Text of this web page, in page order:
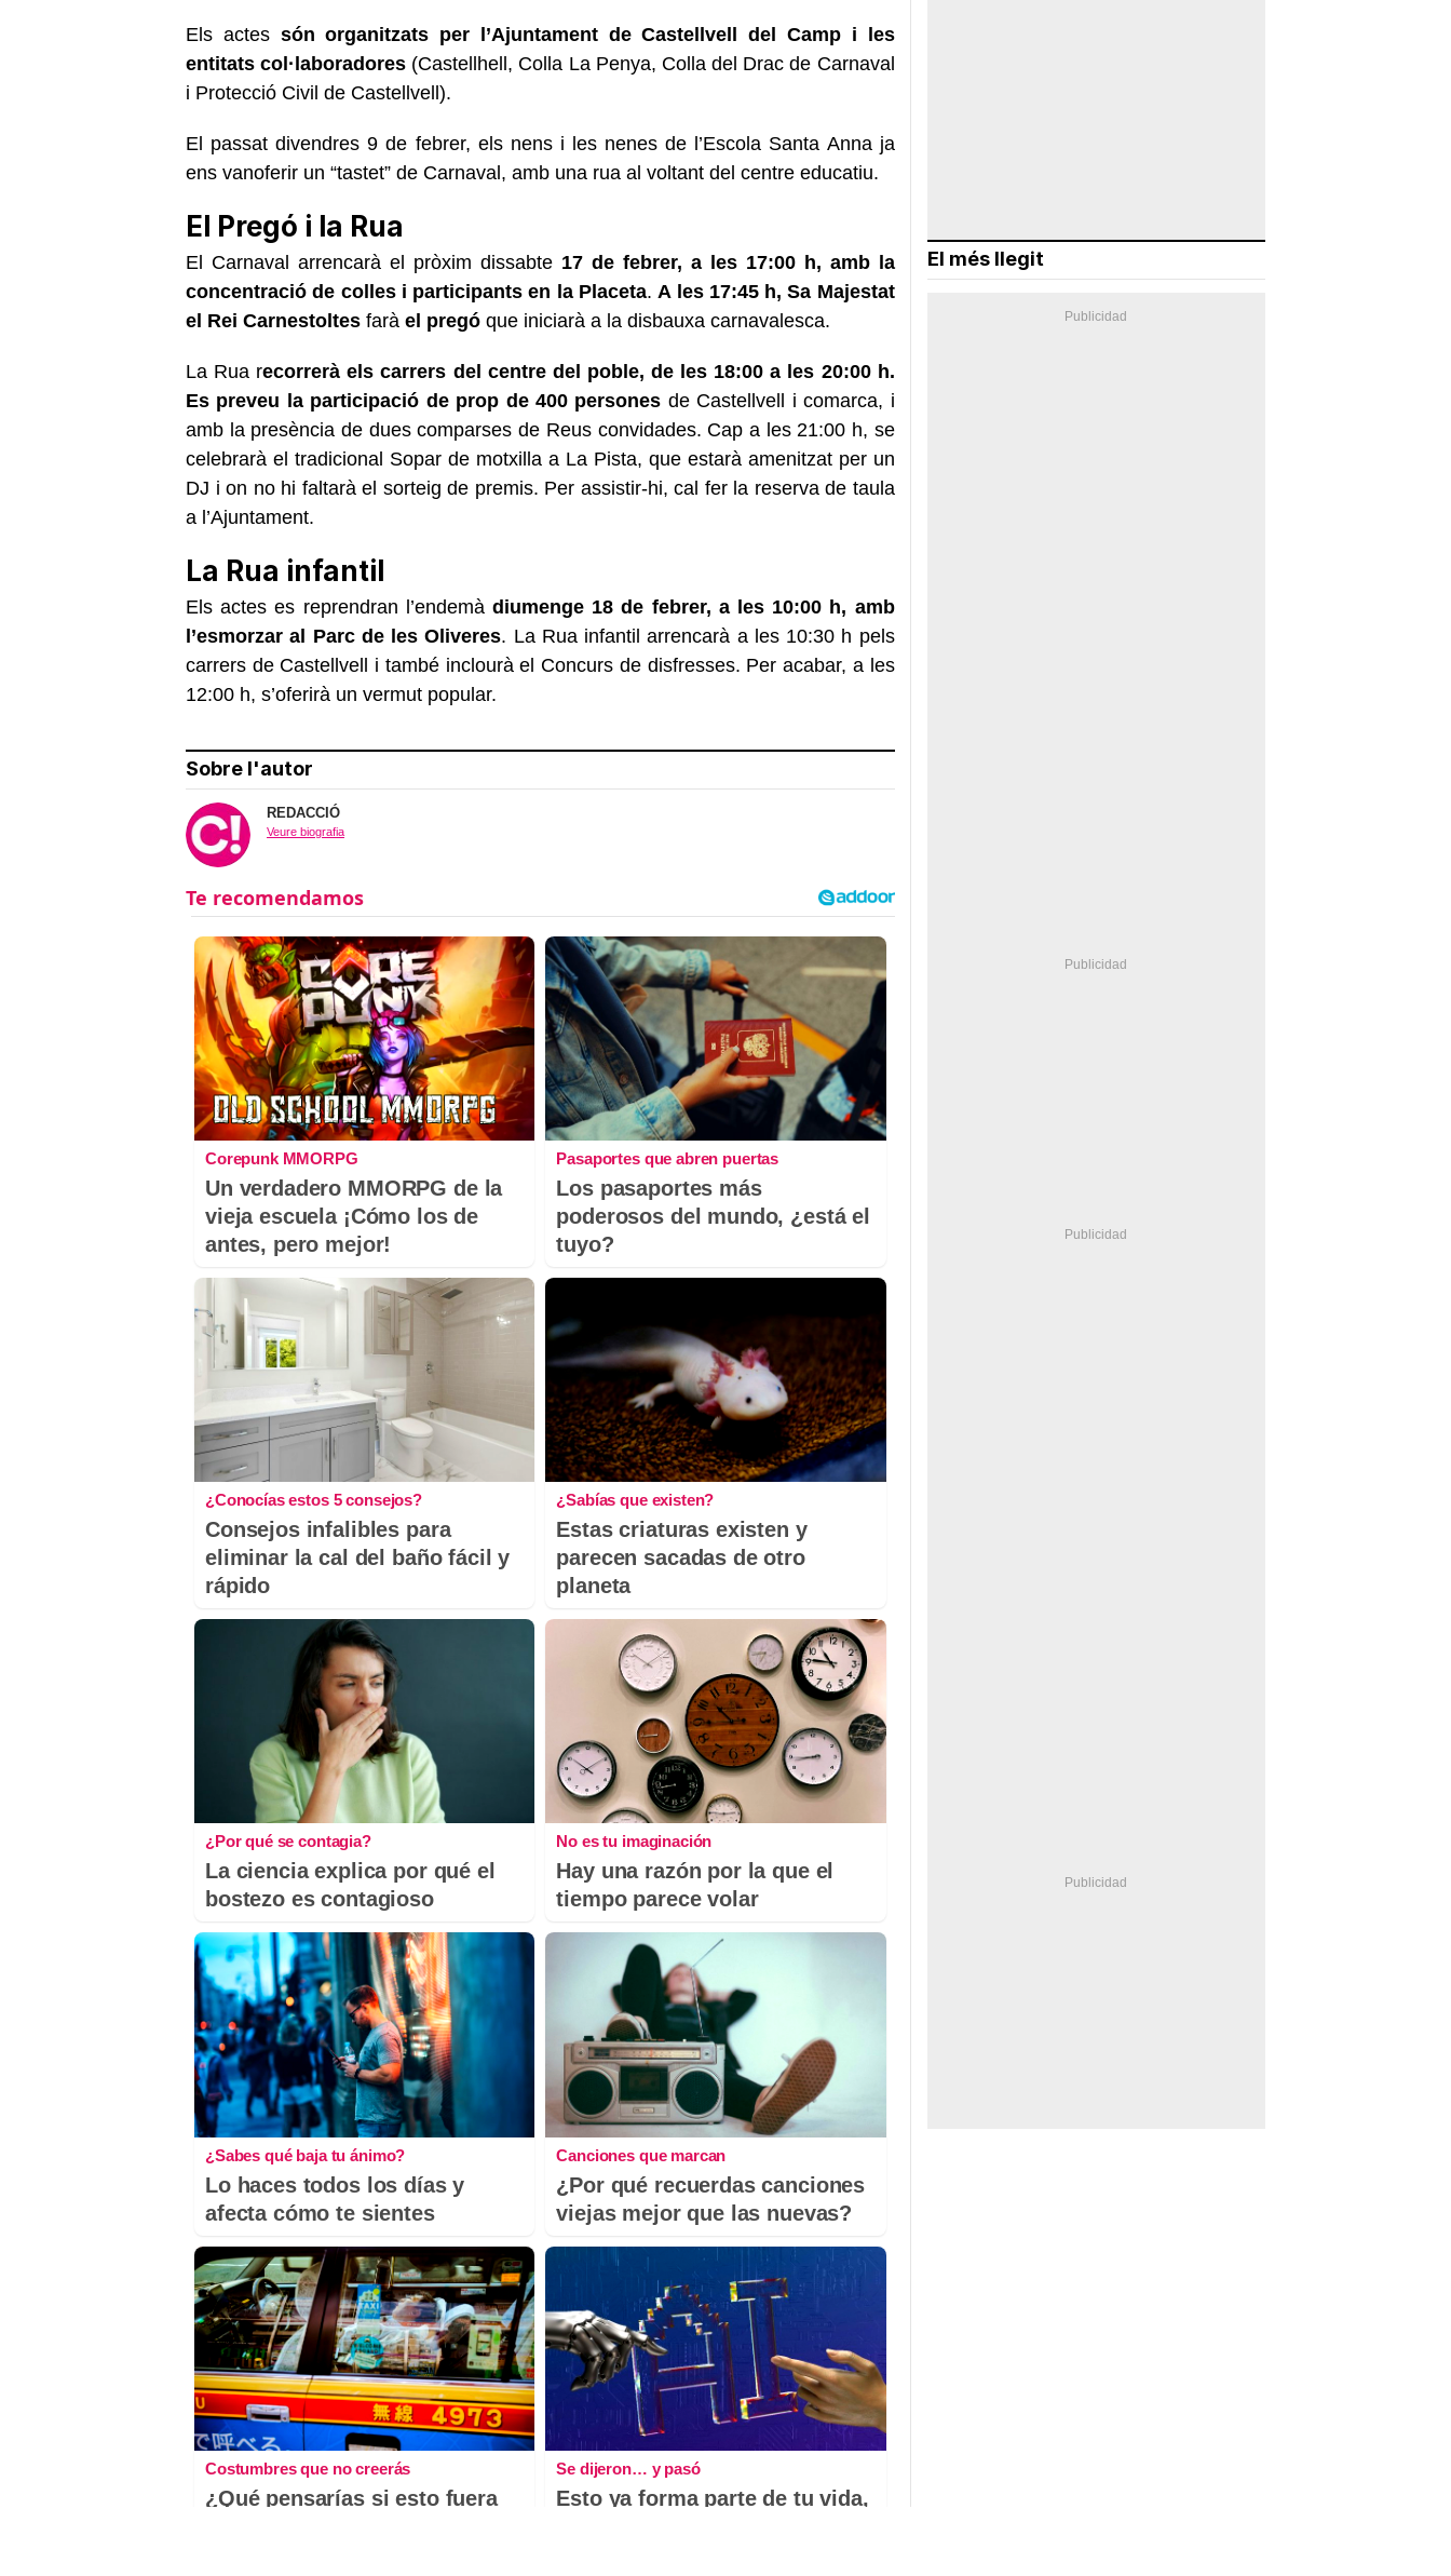
Els actes són organitzats per l’Ajuntament de Castellvell del Camp i les
entitats col·laboradores (Castellhell, Colla La Penya, Colla del Drac de Carnaval
i Protecció Civil de Castellvell).
El passat divendres 9 de febrer, els nens i les nenes de l’Escola Santa Anna ja
ens vanoferir un “tastet” de Carnaval, amb una rua al voltant del centre educatiu.
El Pregó i la Rua
El Carnaval arrencarà el pròxim dissabte 17 de febrer, a les 17:00 h, amb la
concentració de colles i participants en la Placeta. A les 17:45 h, Sa Majestat
el Rei Carnestoltes farà el pregó que iniciarà a la disbauxa carnavalesca.
La Rua recorrerà els carrers del centre del poble, de les 18:00 a les 20:00 h.
Es preveu la participació de prop de 400 persones de Castellvell i comarca, i
amb la presència de dues comparses de Reus convidades. Cap a les 21:00 h, se
celebrarà el tradicional Sopar de motxilla a La Pista, que estarà amenitzat per un
DJ i on no hi faltarà el sorteig de premis. Per assistir-hi, cal fer la reserva de taula
a l’Ajuntament.
La Rua infantil
Els actes es reprendran l’endemàdiumenge 18 de febrer, a les 10:00 h, amb
l’esmorzar al Parc de les Oliveres. La Rua infantil arrencarà a les 10:30 h pels
carrers de Castellvell i també inclourà el Concurs de disfresses. Per acabar, a les
12:00 h, s’oferirà un vermut popular.
Sobre l'autor
REDACCIÓ
Veure biografia
Corepunk MMORPG
Un verdadero MMORPG de la
vieja escuela ¡Cómo los de
antes, pero mejor!
Pasaportes que abren puertas
Los pasaportes más
poderosos del mundo, ¿está el
tuyo?
¿Conocías estos 5 consejos?
Consejos infalibles para
eliminar la cal del baño fácil y
rápido
¿Sabías que existen?
Estas criaturas existen y
parecen sacadas de otro
planeta
¿Por qué se contagia?
La ciencia explica por qué el
bostezo es contagioso
No es tu imaginación
Hay una razón por la que el
tiempo parece volar
¿Sabes qué baja tu ánimo?
Lo haces todos los días y
afecta cómo te sientes
Canciones que marcan
¿Por qué recuerdas canciones
viejas mejor que las nuevas?
Costumbres que no creerás
¿Qué pensarías si esto fuera
Se dijeron… y pasó
Esto ya forma parte de tu vida,
El més llegit